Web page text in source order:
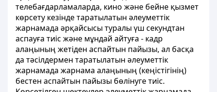
телебағдарламаларда, кино және бейне қызмет
көрсету кезінде таратылатын әлеуметтік
жарнамада әрқайсысы туралы үш секундтан
аспауға тиіс және мұндай айтуға - кадр
алаңының жетіден аспайтын пайызы, ал басқа
да тәсілдермен таратылатын әлеуметтік
жарнамада жарнама алаңының (кеңістігінің)
бестен аспайтын пайызы бөлінуге тиіс.